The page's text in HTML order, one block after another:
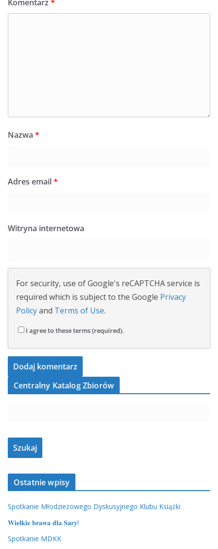
Komentarz *
Nazwa *
Adres email*
Witryna internetowa
For security, use of Google's reCAPTCHA service is
required which is subject to the Google Privacy
Policyand Terms of Use.
I agree to these terms (required).
Centralny Katalog Zbiorów
Ostatnie wpisy
Spotkanie Młodzieżowego Dyskusyjnego Klubu Książki
𝐖𝐢𝐞𝐥𝐤𝐢𝐞 𝐛𝐫𝐚𝐰𝐚 𝐝𝐥𝐚 𝐒𝐚𝐫𝐲!
Spotkanie MDKK